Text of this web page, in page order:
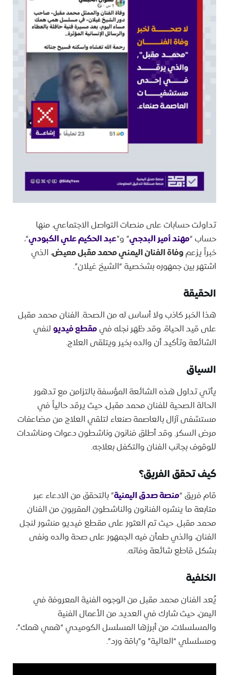
تداولت حسابات على منصات التواصل الاجتماعي، منها
حساب “مهند أمير البدجي” و”عبد الحكيم علي الكبودي“،
خبراً يزعموفاة الفنان اليمني محمد مقبل معيض، الذي
اشتهر بين جمهوره بشخصية “الشيخ غيلان”.
الحقيقة
هذا الخبر كاذب ولا أساس له من الصحة. الفنان محمد مقبل
على قيد الحياة، وقد ظهر نجله فيمقطع فيديولنفي
الشائعة وتأكيد أن والده بخير ويتلقى العلاج.
السياق
يأتي تداول هذه الشائعة المؤسفة بالتزامن مع تدهور
الحالة الصحية للفنان محمد مقبل، حيث يرقد حالياً في
مستشفى آزال بالعاصمة صنعاء لتلقي العلاج من مضاعفات
مرض السكر. وقد أطلق فنانون وناشطون دعوات ومناشدات
للوقوف بجانب الفنان والتكفل بعلاجه.
كيف تحقق الفريق؟
قام فريق “منصة صدق اليمنية” بالتحقق من الادعاء عبر
متابعة ما ينشره الفنانون والناشطون المقربون من الفنان
محمد مقبل. حيث تم العثور على مقطع فيديو منشور لنجل
الفنان، والذي طمأن فيه الجمهور على صحة والده ونفى
بشكل قاطع شائعة وفاته.
الخلفية
يُعد الفنان محمد مقبل من الوجوه الفنية المعروفة في
اليمن، حيث شارك في العديد من الأعمال الفنية
والمسلسلات، من أبرزها المسلسل الكوميدي “همي همك”،
ومسلسلي “العالية” و”باقة ورد”.